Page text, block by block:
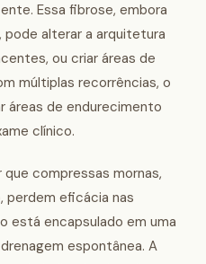
Essa fibrose, embora
alterar a arquitetura
ou criar áreas de
múltiplas recorrências, o
áreas de endurecimento
clínico.
compressas mornas,
perdem eficácia nas
está encapsulado em uma
espontânea. A